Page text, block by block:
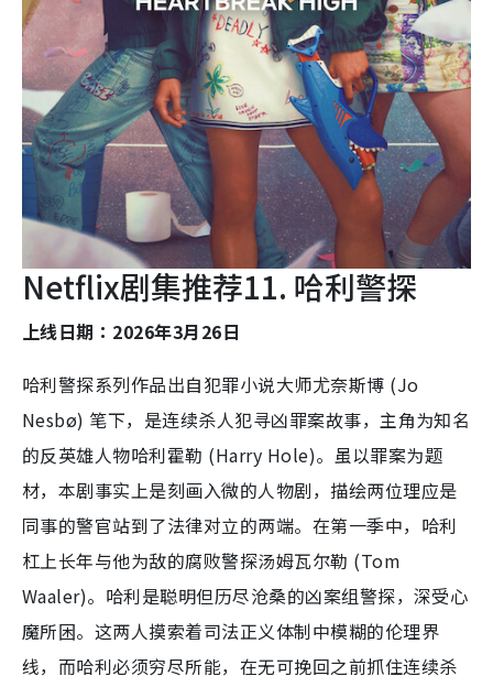
Netflix剧集推荐11. 哈利警探
上线日期：2026年3月26日
哈利警探系列作品出自犯罪小说大师尤奈斯博 (Jo
Nesbø) 笔下，是连续杀人犯寻凶罪案故事，主角为知名
的反英雄人物哈利霍勒 (Harry Hole)。虽以罪案为题
材，本剧事实上是刻画入微的人物剧，描绘两位理应是
同事的警官站到了法律对立的两端。在第一季中，哈利
杠上长年与他为敌的腐败警探汤姆瓦尔勒 (Tom
Waaler)。哈利是聪明但历尽沧桑的凶案组警探，深受心
魔所困。这两人摸索着司法正义体制中模糊的伦理界
线，而哈利必须穷尽所能，在无可挽回之前抓住连续杀